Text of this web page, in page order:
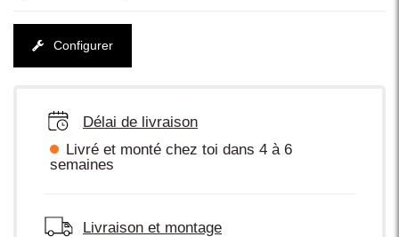
Configurer
Délai de livraison
Livré et monté chez toi dans 4 à 6
semaines
Livraison et montage